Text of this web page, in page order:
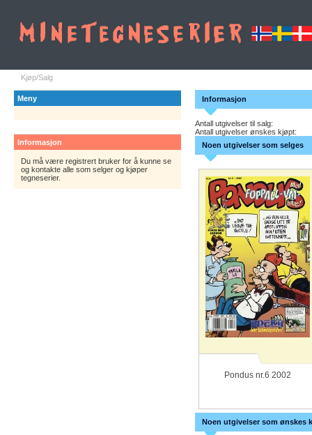
Kjøp/Salg
Meny
Informasjon
Du må være registrert bruker for å kunne se
og kontakte alle som selger og kjøper
tegneserier.
Informasjon
Antall utgivelser til salg:
Antall utgivelser ønskes kjøpt:
Noen utgivelser som selges
Pondus nr.6 2002
Noen utgivelser som ønskes